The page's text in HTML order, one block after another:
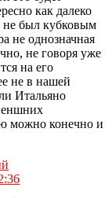
как далеко
не был кубковым
не однозначная
не говоря уже
на его
не в нашей
Итальяно
можно конечно и